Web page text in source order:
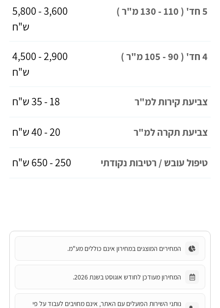
5 חד' ( 110 - 130 מ"ר )
3,600 - 5,800
ש"ח
4 חד' ( 90 - 105 מ"ר )
2,900 - 4,500
ש"ח
צביעת קירות למ"ר 18 - 35 ש"ח
צביעת תקרה למ"ר 20 - 40 ש"ח
טיפול עובש / רטיבות נקודתי 250 - 650 ש"ח
המחירים המוצגים במחירון אינם כוללים מע"מ.
המחירון מעודכן לחודש אוגוסט בשנת 2026.
נותני השירות הפועלים עם האתר, אינם מחויבים לעבוד על פי